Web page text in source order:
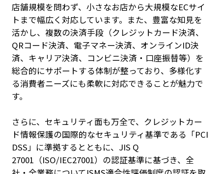
店舗規模を問わず、小さなお店から大規模なECサイ
トまで幅広く対応しています。また、豊富な知見を
活かし、複数の決済手段（クレジットカード決済、
QRコード決済、電子マネー決済、オンラインID決
済、キャリア決済、コンビニ決済・口座振替等）を
総合的にサポートする体制が整っており、多様化す
る消費者ニーズにも柔軟に対応できることが魅力で
す。
さらに、セキュリティ面も万全で、クレジットカー
ド情報保護の国際的なセキュリティ基準である「PCI
DSS」に準拠するとともに、JIS Q
27001（ISO/IEC27001）の認証基準に基づき、全